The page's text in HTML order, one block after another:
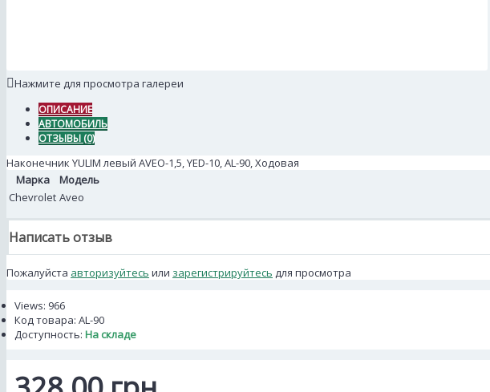
Нажмите для просмотра галереи
ОПИСАНИЕ
АВТОМОБИЛЬ
ОТЗЫВЫ (0)
Наконечник YULIM левый AVEO-1,5, YED-10, AL-90, Ходовая
Марка
Модель
Chevrolet Aveo
Написать отзыв
Пожалуйста авторизуйтесь или зарегистрируйтесь для просмотра
Views: 966
Код товара: AL-90
Доступность: На складе